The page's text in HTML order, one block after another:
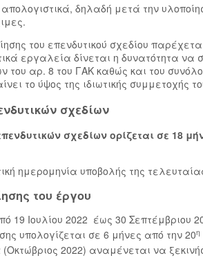
δηλαδή μετά την
του επενδυτικού σχεδίου
εργαλεία δίνεται η δυνατότητα
του αρ. 8 του ΓΑΚ καθώς και του
το ύψος της ιδιωτικής συμμετοχής
σχεδίων
σχεδίων ορίζεται σε 18
ημερομηνία υποβολής της
του έργου
19 Ιουλίου 2022 έως 30 Σεπτέμβριου
υπολογίζεται σε 6 μήνες από την 20η
(Οκτώβριος 2022) αναμένεται να